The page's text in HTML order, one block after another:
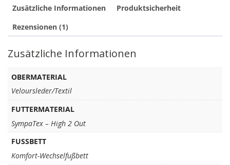
Zusätzliche Informationen
Produktsicherheit
Rezensionen (1)
Zusätzliche Informationen
OBERMATERIAL
Veloursleder/Textil
FUTTERMATERIAL
SympaTex – High 2 Out
FUSSBETT
Komfort-Wechselfußbett